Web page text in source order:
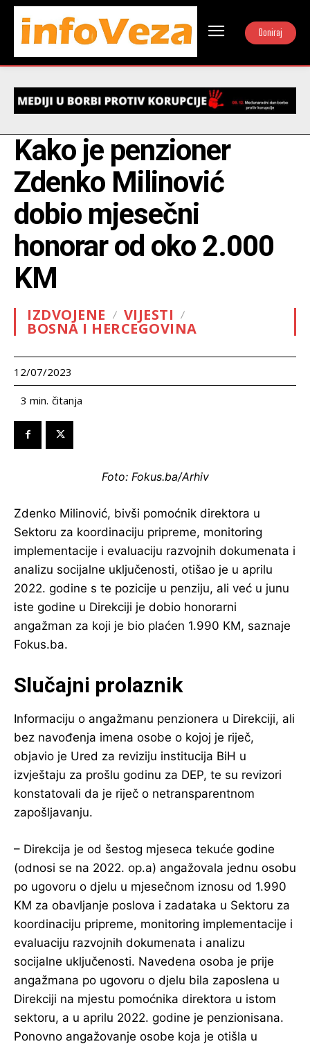
Doniraj
Kako je penzioner
Zdenko Milinović
dobio mjesečni
honorar od oko 2.000
KM
IZDVOJENE VIJESTI
BOSNA I HERCEGOVINA
12/07/2023
3 min. čitanja
Foto: Fokus.ba/Arhiv
Zdenko Milinović, bivši pomoćnik direktora u
Sektoru za koordinaciju pripreme, monitoring
implementacije i evaluaciju razvojnih dokumenata i
analizu socijalne uključenosti, otišao je u aprilu
2022. godine s te pozicije u penziju, ali već u junu
iste godine u Direkciji je dobio honorarni
angažman za koji je bio plaćen 1.990 KM, saznaje
Fokus.ba.
Slučajni prolaznik
Informaciju o angažmanu penzionera u Direkciji, ali
bez navođenja imena osobe o kojoj je riječ,
objavio je Ured za reviziju institucija BiH u
izvještaju za prošlu godinu za DEP, te su revizori
konstatovali da je riječ o netransparentnom
zapošljavanju.
– Direkcija je od šestog mjeseca tekuće godine
(odnosi se na 2022. op.a) angažovala jednu osobu
po ugovoru o djelu u mjesečnom iznosu od 1.990
KM za obavljanje poslova i zadataka u Sektoru za
koordinaciju pripreme, monitoring implementacije i
evaluaciju razvojnih dokumenata i analizu
socijalne uključenosti. Navedena osoba je prije
angažmana po ugovoru o djelu bila zaposlena u
Direkciji na mjestu pomoćnika direktora u istom
sektoru, a u aprilu 2022. godine je penzionisana.
Ponovno angažovanje osobe koja je otišla u